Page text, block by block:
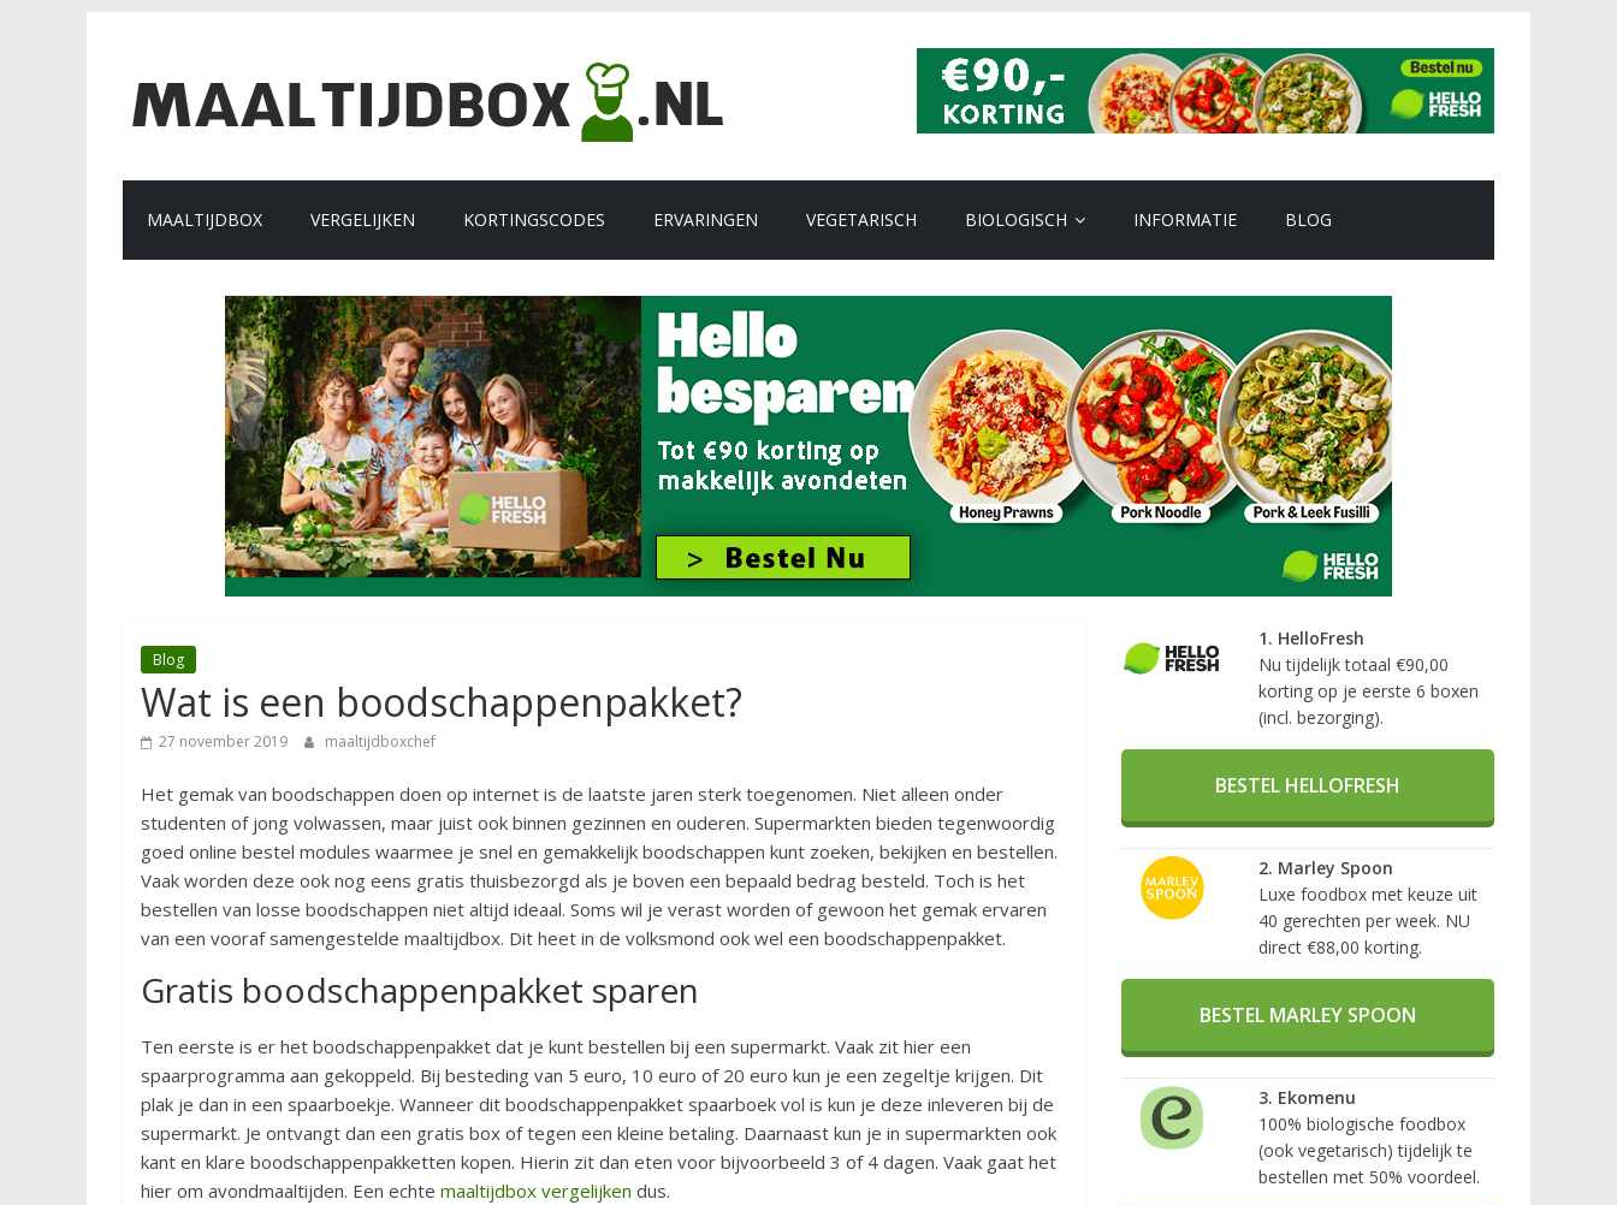
MAALTIJDBOX VERGELIJKEN KORTINGSCODES ERVARINGEN VEGETARISCH BIOLOGISCH INFORMATIE BLOG
Blog
Wat is een boodschappenpakket?
27 november 2019 maaltijdboxchef
Het gemak van boodschappen doen op internet is de laatste jaren sterk toegenomen. Niet alleen onder
studenten of jong volwassen, maar juist ook binnen gezinnen en ouderen. Supermarkten bieden tegenwoordig
goed online bestel modules waarmee je snel en gemakkelijk boodschappen kunt zoeken, bekijken en bestellen.
Vaak worden deze ook nog eens gratis thuisbezorgd als je boven een bepaald bedrag besteld. Toch is het
bestellen van losse boodschappen niet altijd ideaal. Soms wil je verast worden of gewoon het gemak ervaren
van een vooraf samengestelde maaltijdbox. Dit heet in de volksmond ook wel een boodschappenpakket.
Gratis boodschappenpakket sparen
Ten eerste is er het boodschappenpakket dat je kunt bestellen bij een supermarkt. Vaak zit hier een
spaarprogramma aan gekoppeld. Bij besteding van 5 euro, 10 euro of 20 euro kun je een zegeltje krijgen. Dit
plak je dan in een spaarboekje. Wanneer dit boodschappenpakket spaarboek vol is kun je deze inleveren bij de
supermarkt. Je ontvangt dan een gratis box of tegen een kleine betaling. Daarnaast kun je in supermarkten ook
kant en klare boodschappenpakketten kopen. Hierin zit dan eten voor bijvoorbeeld 3 of 4 dagen. Vaak gaat het
hier om avondmaaltijden. Een echte maaltijdbox vergelijken dus.
1. HelloFresh
Nu tijdelijk totaal €90,00
korting op je eerste 6 boxen
(incl. bezorging).
BESTEL HELLOFRESH
2. Marley Spoon
Luxe foodbox met keuze uit
40 gerechten per week. NU
direct €88,00 korting.
BESTEL MARLEY SPOON
3. Ekomenu
100% biologische foodbox
(ook vegetarisch) tijdelijk te
bestellen met 50% voordeel.